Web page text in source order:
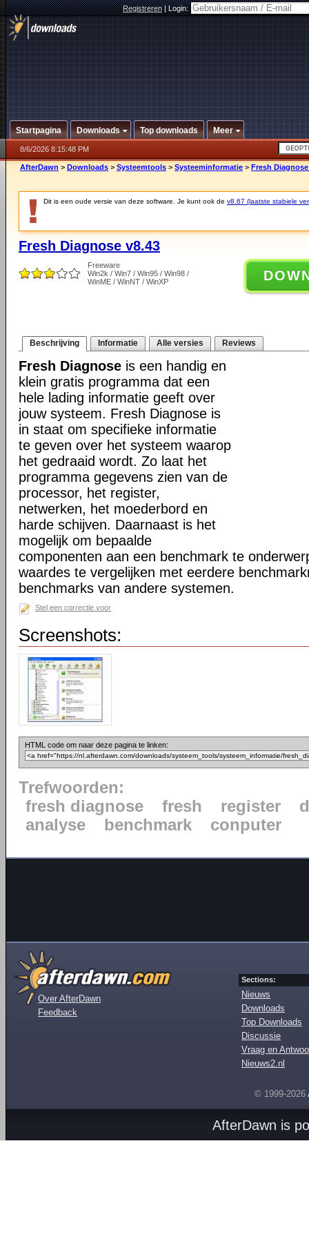
Registreren|Login:
Startpagina Downloads Top downloads Meer
8/6/2026 8:15:48 PM
AfterDawn > Downloads > Systeemtools > Systeeminformatie > Fresh Diagnose
Dit is een oude versie van deze software. Je kunt ook de v8.67 (laatste stabiele
Fresh Diagnose v8.43
Freeware
Win2k / Win7 / Win95 / Win98 /
WinME / WinNT / WinXP
Beschrijving Informatie Alle versies Reviews
Fresh Diagnose is een handig en
klein gratis programma dat een
hele lading informatie geeft over
jouw systeem. Fresh Diagnose is
in staat om specifieke informatie
te geven over het systeem waarop
het gedraaid wordt. Zo laat het
programma gegevens zien van de
processor, het register,
netwerken, het moederbord en
harde schijven. Daarnaast is het
mogelijk om bepaalde
componenten aan een benchmark te
waardes te vergelijken met eerdere
benchmarks van andere systemen.
Stel een correctie voor
Screenshots:
HTML code om naar deze pagina te linken:
Trefwoorden:
fresh diagnose
fresh register
analyse
benchmark conputer
Over AfterDawn
Feedback
Sections:
Nieuws
Downloads
Top Downloads
Discussie
Vraag en
Nieuws2.nl
© 1999-2026
AfterDawn is